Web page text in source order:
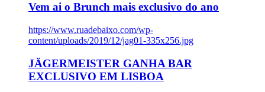
Vem ai o Brunch mais exclusivo do ano
https://www.ruadebaixo.com/wp-
content/uploads/2019/12/jag01-335x256.jpg
JÄGERMEISTER GANHA BAR
EXCLUSIVO EM LISBOA